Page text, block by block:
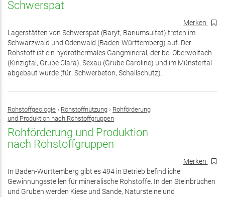
Schwerspat
Merken
Lagerstätten von Schwerspat (Baryt, Bariumsulfat) treten im
Schwarzwald und Odenwald (Baden-Württemberg) auf. Der
Rohstoff ist ein hydrothermales Gangmineral, der bei Oberwolfach
(Kinzigtal, Grube Clara), Sexau (Grube Caroline) und im Münstertal
abgebaut wurde (für: Schwerbeton, Schallschutz).
Rohstoffgeologie › Rohstoffnutzung › Rohförderung
und Produktion nach Rohstoffgruppen
Rohförderung und Produktion
nach Rohstoffgruppen
Merken
In Baden-Württemberg gibt es 494 in Betrieb befindliche
Gewinnungsstellen für mineralische Rohstoffe. In den Steinbrüchen
und Gruben werden Kiese und Sande, Natursteine und